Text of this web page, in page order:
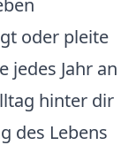
oder pleite
jedes Jahr an
hinter dir
des Lebens